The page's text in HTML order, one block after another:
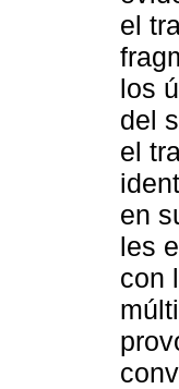
el
los
del
el
en
les
con